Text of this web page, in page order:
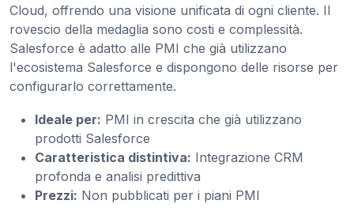
Cloud, offrendo una visione unificata di ogni cliente. Il
rovescio della medaglia sono costi e complessità.
Salesforce è adatto alle PMI che già utilizzano
l'ecosistema Salesforce e dispongono delle risorse per
configurarlo correttamente.
Ideale per: PMI in crescita che già utilizzano
prodotti Salesforce
Caratteristica distintiva: Integrazione CRM
profonda e analisi predittiva
Prezzi: Non pubblicati per i piani PMI